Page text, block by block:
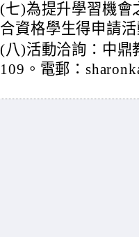
(七)為提升學習機會
合資格學生得申請
(八)活動洽詢：中鼎
109。電郵：